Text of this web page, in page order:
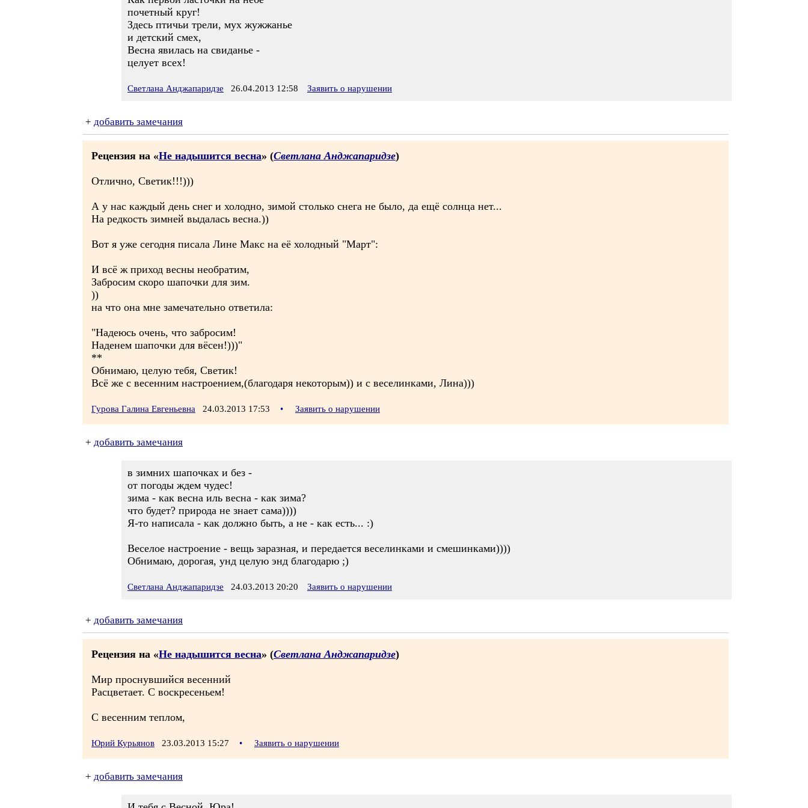
почетный круг!
Здесь птичьи трели, мух жужжанье
и детский смех,
Весна явилась на свиданье -
целует всех!
Светлана Анджапаридзе 26.04.2013 12:58 Заявить о нарушении
+ добавить замечания
Рецензия на «Не надышится весна» (Светлана Анджапаридзе)
Отлично, Светик!!!)))
А у нас каждый день снег и холодно, зимой столько снега не было, да ещё солнца нет...
На редкость зимней выдалась весна.))
Вот я уже сегодня писала Лине Макс на её холодный "Март":
И всё ж приход весны необратим,
Забросим скоро шапочки для зим.
))
на что она мне замечательно ответила:
"Надеюсь очень, что забросим!
Наденем шапочки для вёсен!)))"
**
Обнимаю, целую тебя, Светик!
Всё же с весенним настроением,(благодаря некоторым)) и с веселинками, Лина)))
Гурова Галина Евгеньевна 24.03.2013 17:53 • Заявить о нарушении
+ добавить замечания
в зимних шапочках и без -
от погоды ждем чудес!
зима - как весна иль весна - как зима?
что будет? природа не знает сама))))
Я-то написала - как должно быть, а не - как есть... :)
Веселое настроение - вещь заразная, и передается веселинками и смешинками))))
Обнимаю, дорогая, унд целую энд благодарю ;)
Светлана Анджапаридзе 24.03.2013 20:20 Заявить о нарушении
+ добавить замечания
Рецензия на «Не надышится весна» (Светлана Анджапаридзе)
Мир проснувшийся весенний
Расцветает. С воскресеньем!
С весенним теплом,
Юрий Курьянов 23.03.2013 15:27 • Заявить о нарушении
+ добавить замечания